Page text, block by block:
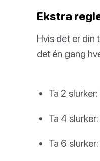
Ekstra
Hvis det er din
det én gang
Ta 2 slurker:
Ta 4
Ta 6